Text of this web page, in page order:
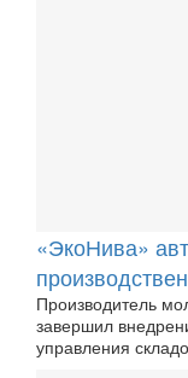
«ЭкоНива»
Производитель
завершил
управления